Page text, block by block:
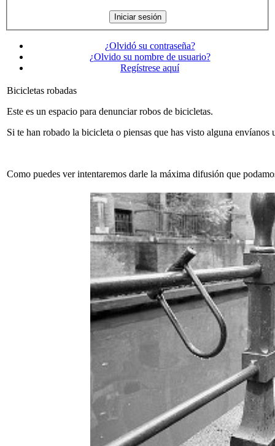
¿Olvidó su contraseña?
¿Olvido su nombre de usuario?
Regístrese aquí
Bicicletas robadas
Este es un espacio para denunciar robos de bicicletas.
Si te han robado la bicicleta o piensas que has visto alguna envíanos
Como puedes ver intentaremos darle la máxima difusión que